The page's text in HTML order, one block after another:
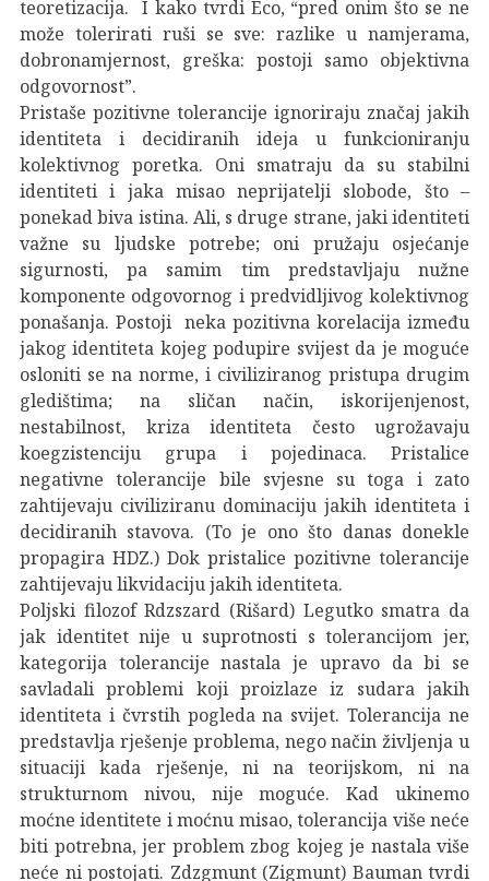
teoretizacija. I kako tvrdi Eco, “pred onim što se ne
može tolerirati ruši se sve: razlike u namjerama,
dobronamjernost, greška: postoji samo objektivna
odgovornost”.
Pristaše pozitivne tolerancije ignoriraju značaj jakih
identiteta i decidiranih ideja u funkcioniranju
kolektivnog poretka. Oni smatraju da su stabilni
identiteti i jaka misao neprijatelji slobode, što –
ponekad biva istina. Ali, s druge strane, jaki identiteti
važne su ljudske potrebe; oni pružaju osjećanje
sigurnosti, pa samim tim predstavljaju nužne
komponente odgovornog i predvidljivog kolektivnog
ponašanja. Postoji neka pozitivna korelacija između
jakog identiteta kojeg podupire svijest da je moguće
osloniti se na norme, i civiliziranog pristupa drugim
gledištima; na sličan način, iskorijenjenost,
nestabilnost, kriza identiteta često ugrožavaju
koegzistenciju grupa i pojedinaca. Pristalice
negativne tolerancije bile svjesne su toga i zato
zahtijevaju civiliziranu dominaciju jakih identiteta i
decidiranih stavova. (To je ono što danas donekle
propagira HDZ.) Dok pristalice pozitivne tolerancije
zahtijevaju likvidaciju jakih identiteta.
Poljski filozof Rdzszard (Rišard) Legutko smatra da
jak identitet nije u suprotnosti s tolerancijom jer,
kategorija tolerancije nastala je upravo da bi se
savladali problemi koji proizlaze iz sudara jakih
identiteta i čvrstih pogleda na svijet. Tolerancija ne
predstavlja rješenje problema, nego način življenja u
situaciji kada rješenje, ni na teorijskom, ni na
strukturnom nivou, nije moguće. Kad ukinemo
moćne identitete i moćnu misao, tolerancija više neće
biti potrebna, jer problem zbog kojeg je nastala više
neće ni postojati. Zdzgmunt (Zigmunt) Bauman tvrdi